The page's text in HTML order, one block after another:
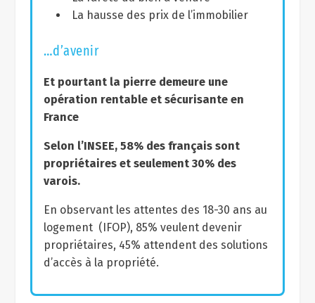
La hausse des prix de l’immobilier
…d’avenir
Et pourtant la pierre demeure une
opération rentable et sécurisante en
France
Selon l’INSEE, 58% des français sont
propriétaires et seulement 30% des
varois.
En observant les attentes des 18-30 ans au
logement (IFOP), 85% veulent devenir
propriétaires, 45% attendent des solutions
d’accès à la propriété.